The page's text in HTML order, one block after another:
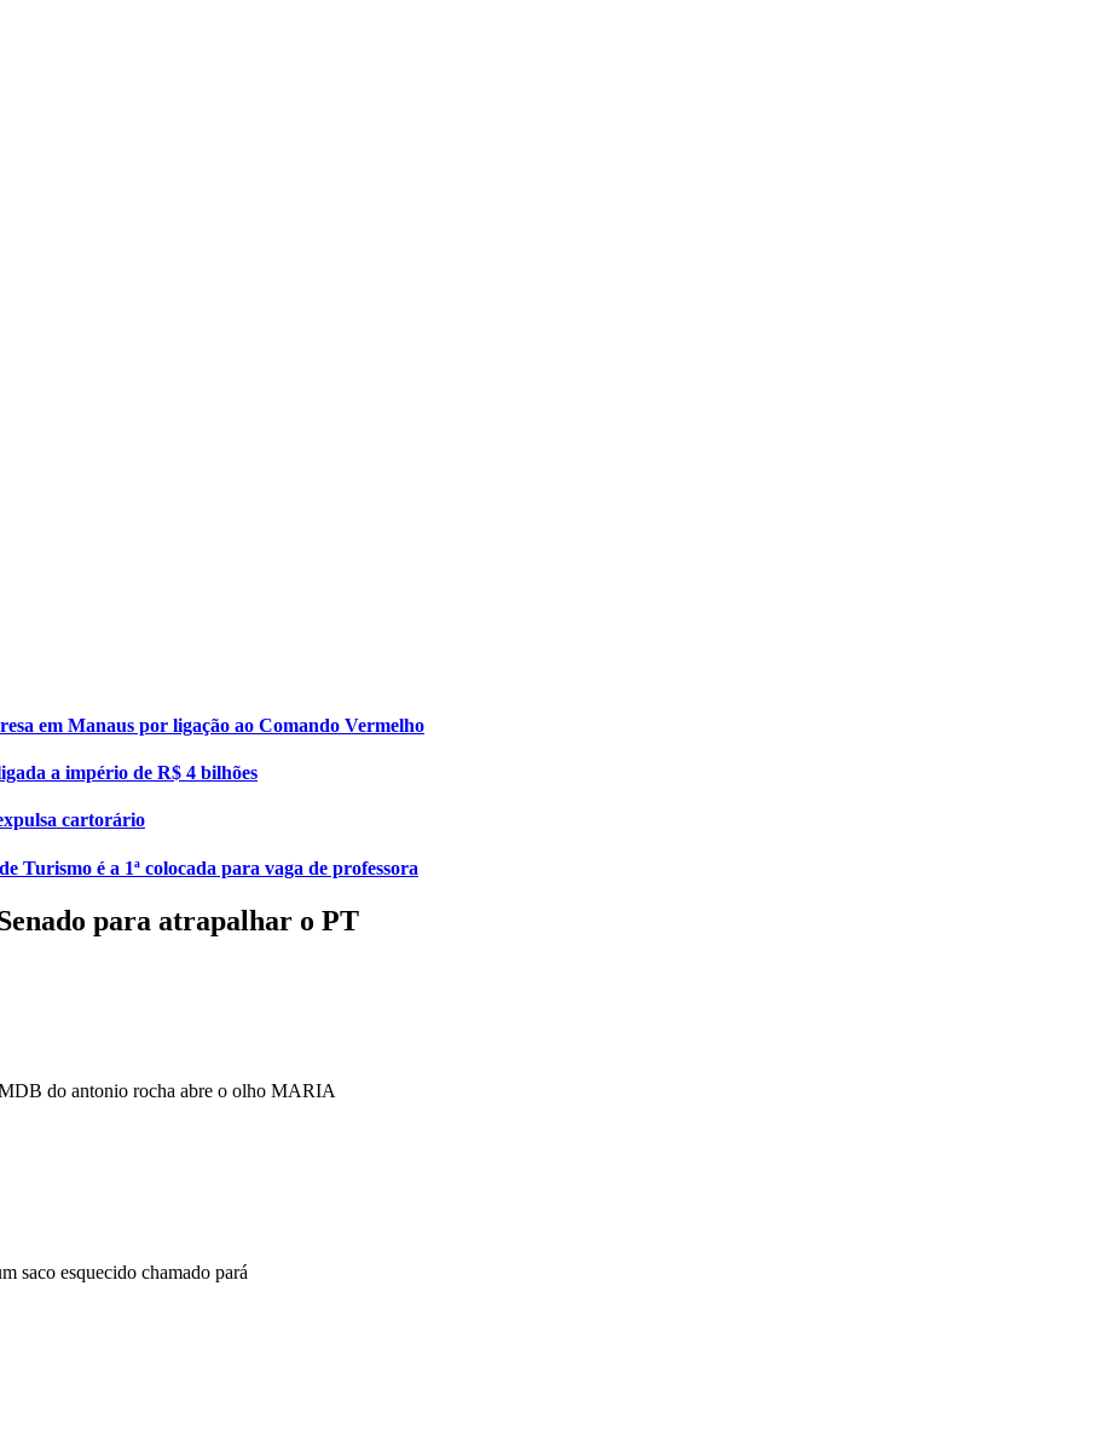
em Manaus por ligação ao Comando Vermelho
a império de R$ 4 bilhões
cartorário
Turismo é a 1ª colocada para vaga de professora
para atrapalhar o PT
do antonio rocha abre o olho MARIA
saco esquecido chamado pará